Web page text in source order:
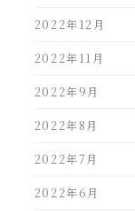
2022年12月
2022年11月
2022年9月
2022年8月
2022年7月
2022年6月